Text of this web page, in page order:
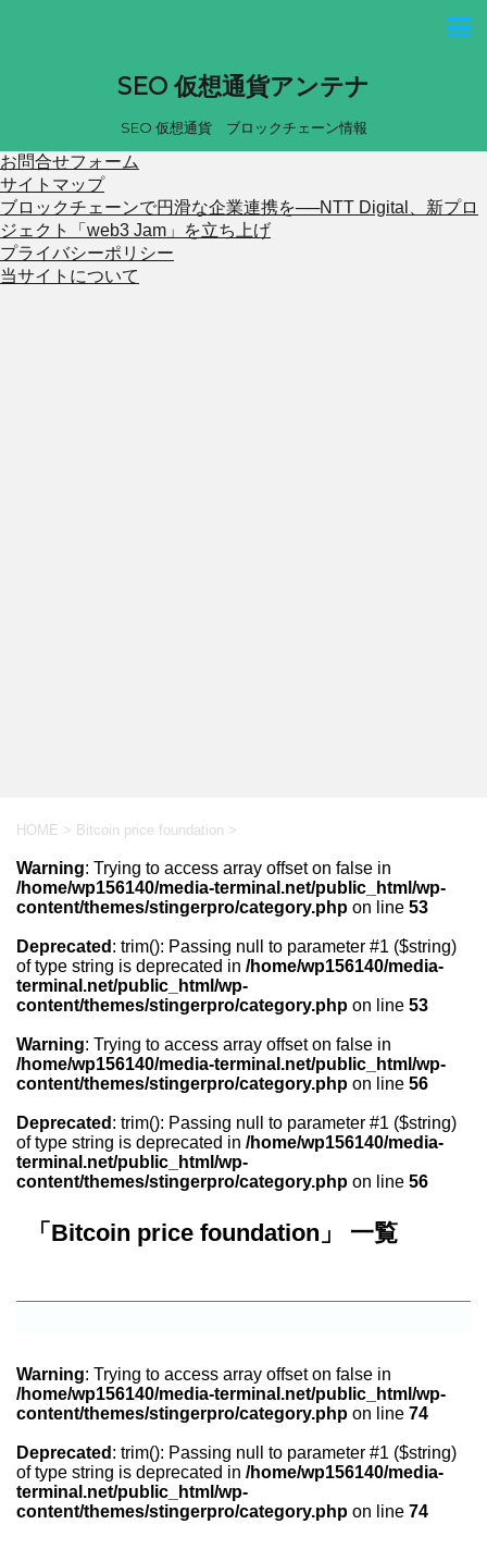
SEO 仮想通貨アンテナ
SEO 仮想通貨 ブロックチェーン情報
お問合せフォーム
サイトマップ
ブロックチェーンで円滑な企業連携を──NTT Digital、新プロ
ジェクト「web3 Jam」を立ち上げ
プライバシーポリシー
当サイトについて
HOME > Bitcoin price foundation >
Warning: Trying to access array offset on false in
/home/wp156140/media-terminal.net/public_html/wp-
content/themes/stingerpro/category.php on line 53
Deprecated : trim(): Passing null to parameter #1 ($string)
of type string is deprecated in /home/wp156140/media-
terminal.net/public_html/wp-
content/themes/stingerpro/category.php on line 53
Warning: Trying to access array offset on false in
/home/wp156140/media-terminal.net/public_html/wp-
content/themes/stingerpro/category.php on line 56
Deprecated : trim(): Passing null to parameter #1 ($string)
of type string is deprecated in /home/wp156140/media-
terminal.net/public_html/wp-
content/themes/stingerpro/category.php on line 56
「Bitcoin price foundation」 一覧
Warning: Trying to access array offset on false in
/home/wp156140/media-terminal.net/public_html/wp-
content/themes/stingerpro/category.php on line 74
Deprecated : trim(): Passing null to parameter #1 ($string)
of type string is deprecated in /home/wp156140/media-
terminal.net/public_html/wp-
content/themes/stingerpro/category.php on line 74